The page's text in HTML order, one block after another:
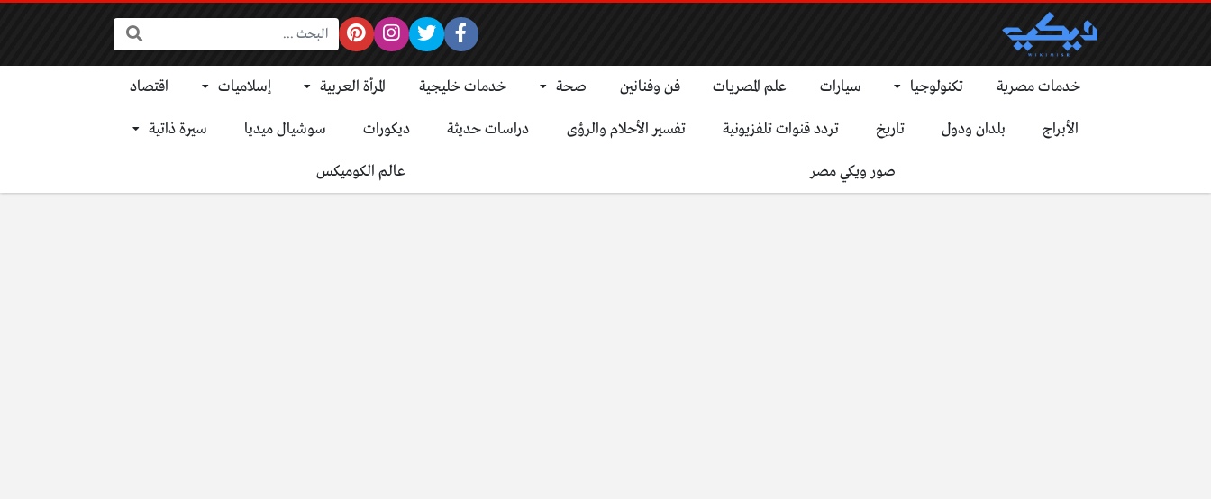
البحث:
خدمات مصرية تكنولوجيا سيارات علم المصريات فن وفنانين صحة خدمات خليجية المرأة العربية إسلاميات اقتصاد
الأبراج بلدان ودول تاريخ تردد قنوات تلفزيونية تفسير الأحلام والرؤى دراسات حديثة ديكورات سوشيال ميديا سيرة ذاتية
صور ويكي مصر عالم الكوميكس